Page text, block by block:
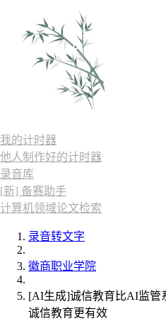
我的计时器
他人制作好的计时器
录音库
[新] 备赛助手
计算机领域论文检索
录音转文字
徽商职业学院
[AI生成]诚信教育比AI监管
诚信教育更有效